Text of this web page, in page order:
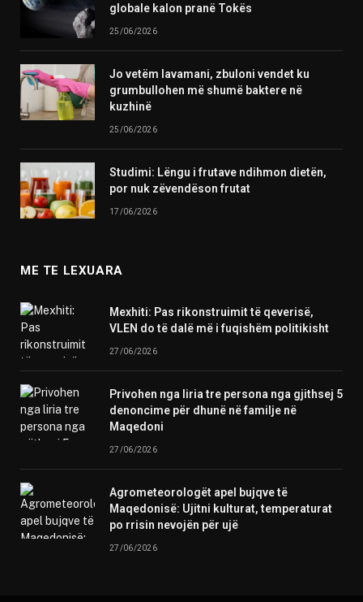
globale kalon pranë Tokës
25/06/2026
Jo vetëm lavamani, zbuloni vendet ku
grumbullohen më shumë baktere në
kuzhinë
25/06/2026
Studimi: Lëngu i frutave ndihmon dietën,
por nuk zëvendëson frutat
17/06/2026
ME TE LEXUARA
Mexhiti: Pas rikonstruimit të qeverisë,
VLEN do të dalë më i fuqishëm politikisht
27/06/2026
Privohen nga liria tre persona nga gjithsej 5
denoncime për dhunë në familje në
Maqedoni
27/06/2026
Agrometeorologët apel bujqve të
Maqedonisë: Ujitni kulturat, temperaturat
po rrisin nevojën për ujë
27/06/2026